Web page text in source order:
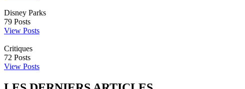
Disney Parks
79 Posts
View Posts
Critiques
72 Posts
View Posts